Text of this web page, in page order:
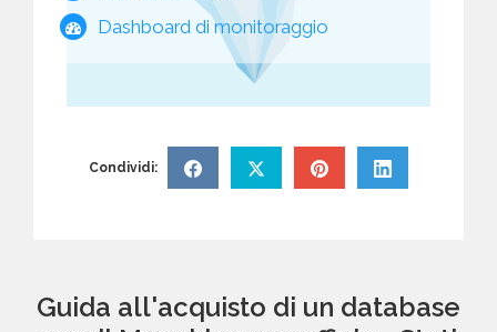
Dashboard di monitoraggio
Condividi:
Guida all'acquisto di un database